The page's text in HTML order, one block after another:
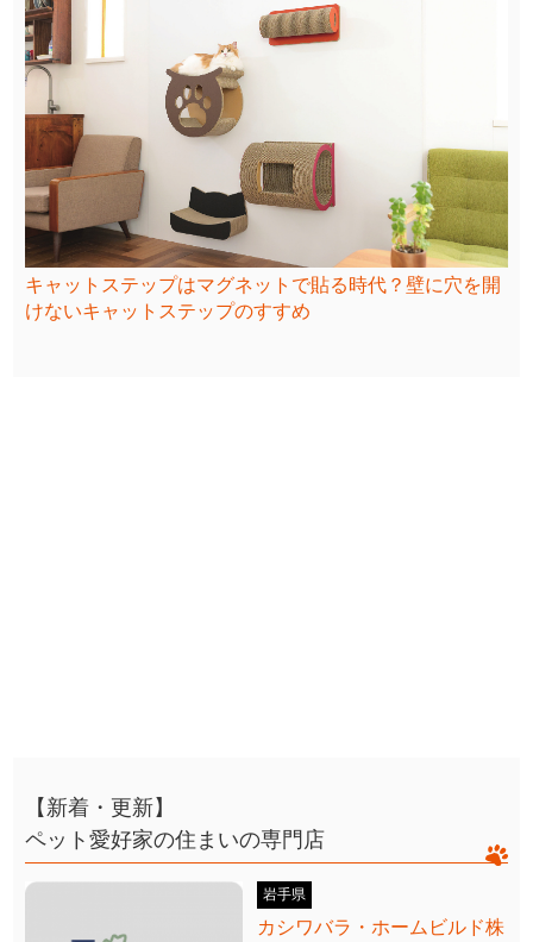
キャットステップはマグネットで貼る時代？壁に穴を開
けないキャットステップのすすめ
【新着・更新】
ペット愛好家の住まいの専門店
岩手県
カシワバラ・ホームビルド株